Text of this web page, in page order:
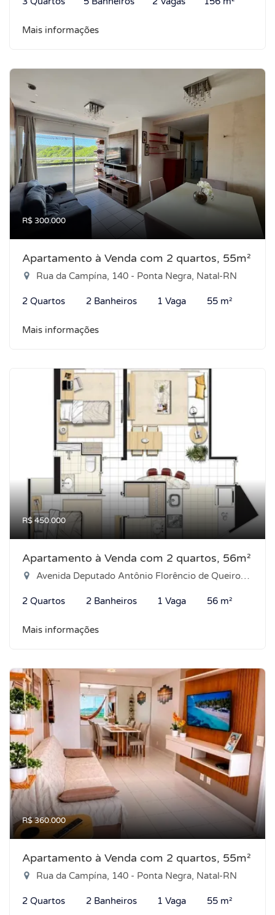
Mais informações
R$ 300.000
Apartamento à Venda com 2 quartos, 55m²
Rua da Campína, 140 - Ponta Negra, Natal-RN
2 Quartos 2 Banheiros 1 Vaga 55 m²
Mais informações
R$ 450.000
Apartamento à Venda com 2 quartos, 56m²
Avenida Deputado Antônio Florêncio de Queiroz, 2995 - Ponta Negra, Natal-RN
2 Quartos 2 Banheiros 1 Vaga 56 m²
Mais informações
R$ 360.000
Apartamento à Venda com 2 quartos, 55m²
Rua da Campína, 140 - Ponta Negra, Natal-RN
2 Quartos 2 Banheiros 1 Vaga 55 m²